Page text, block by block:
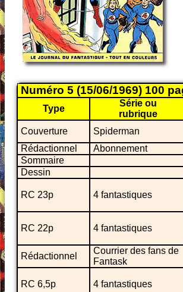
Numéro 5 (15/06/1969) 100
Type
Série ou
rubrique
Couverture
Spiderman
Rédactionnel
Abonnement
Sommaire
Dessin
RC 23p 4 fantastiques
RC 22p 4 fantastiques
Rédactionnel
Courrier des fans de
Fantask
RC 6,5p 4 fantastiques